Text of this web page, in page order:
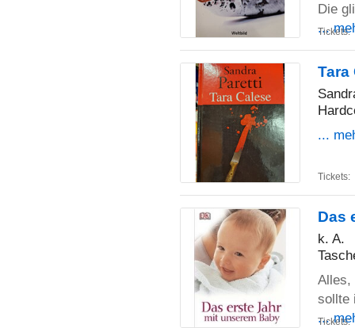
Die
...
Tickets:
Tara
...
Tickets:
Das
k. A.
Alles,
sollte
...
Tickets: